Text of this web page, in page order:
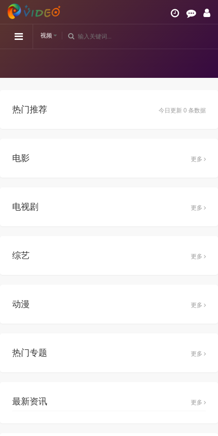
视频
今日更新 0 条数据
热门推荐
电影 更多
电视剧 更多
综艺 更多
动漫 更多
热门专题 更多
最新资讯 更多